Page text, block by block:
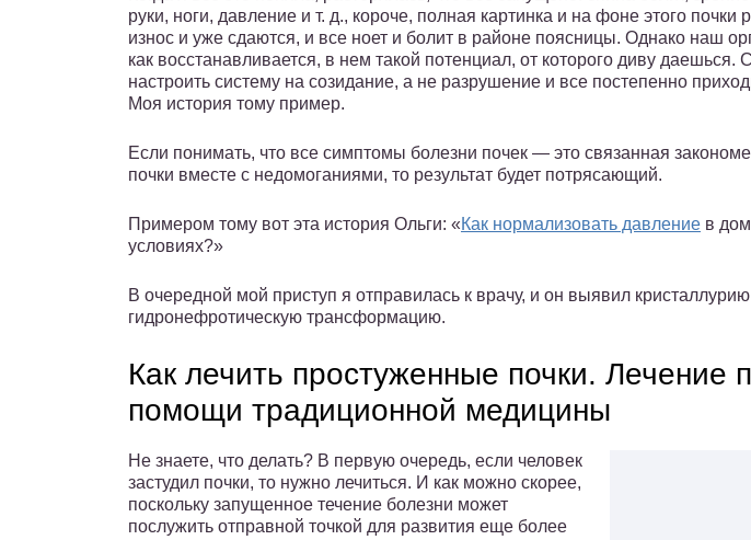
руки, ноги, давление и т. д., короче, полная картинка и на фоне этого почки
износ и уже сдаются, и все ноет и болит в районе поясницы. Однако наш
как восстанавливается, в нем такой потенциал, от которого диву даешься.
настроить систему на созидание, а не разрушение и все постепенно
Моя история тому пример.
Если понимать, что все симптомы болезни почек — это связанная
почки вместе с недомоганиями, то результат будет потрясающий.
Примером тому вот эта история Ольги: «Как нормализовать давление в
условиях?»
В очередной мой приступ я отправилась к врачу, и он выявил
гидронефротическую трансформацию.
Как лечить простуженные почки. Лечение
помощи традиционной медицины
Не знаете, что делать? В первую очередь, если человек
застудил почки, то нужно лечиться. И как можно скорее,
поскольку запущенное течение болезни может
послужить отправной точкой для развития еще более